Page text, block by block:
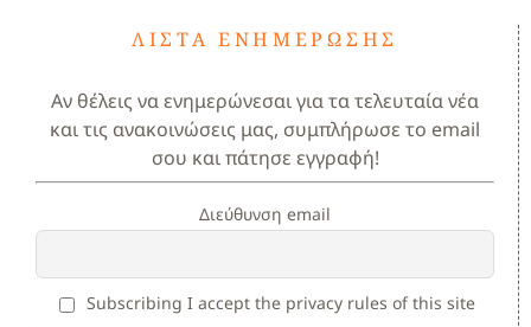
ΛΊΣΤΑ ΕΝΗΜΈΡΩΣΗΣ
Αν θέλεις να ενημερώνεσαι για τα τελευταία νέα
και τις ανακοινώσεις μας, συμπλήρωσε το email
σου και πάτησε εγγραφή!
Διεύθυνση email
Subscribing I accept the privacy rules of this site